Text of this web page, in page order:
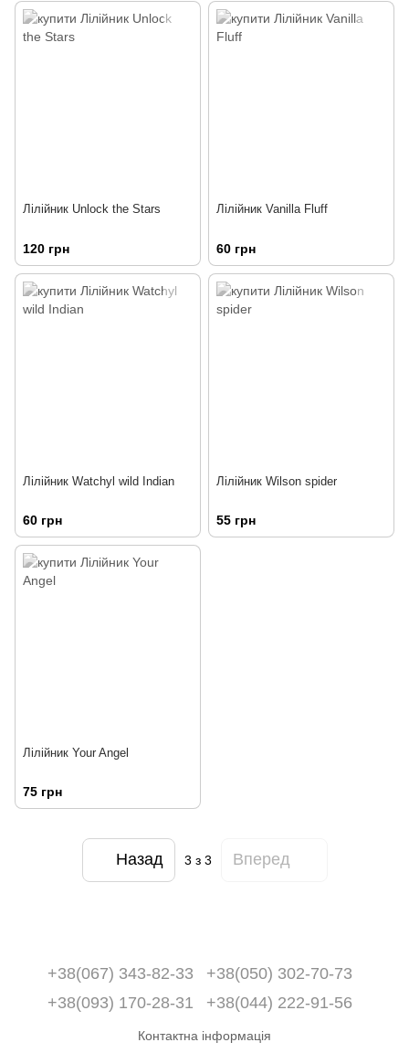
Лілійник Unlock the Stars
120 грн
Лілійник Vanilla Fluff
60 грн
Лілійник Watchyl wild Indian
60 грн
Лілійник Wilson spider
55 грн
Лілійник Your Angel
75 грн
Назад 3 з 3 Вперед
+38(067) 343-82-33
+38(050) 302-70-73
+38(093) 170-28-31
+38(044) 222-91-56
Контактна інформація